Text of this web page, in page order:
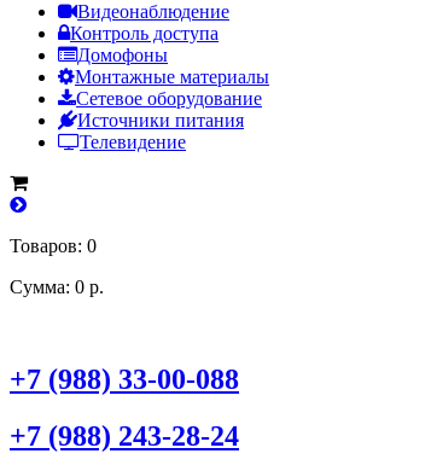
Видеонаблюдение
Контроль доступа
Домофоны
Монтажные материалы
Сетевое оборудование
Источники питания
Телевидение
Товаров: 0
Сумма: 0 р.
+7 (988) 33-00-088
+7 (988) 243-28-24